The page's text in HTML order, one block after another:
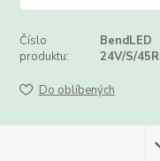
Číslo
produktu:
BendLED
24V/S/45R
Do oblíbených